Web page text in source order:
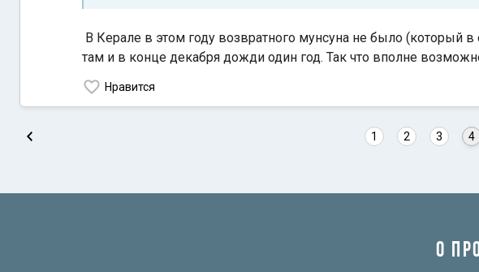
В Керале в этом году возвратного мунсуна не было (который
там и в конце декабря дожди один год. Так что вполне
Нравится
1 2 3 4
О